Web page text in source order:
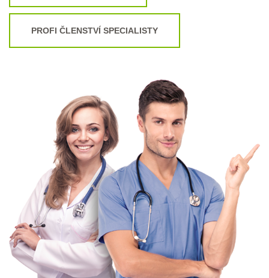
PROFI ČLENSTVÍ SPECIALISTY